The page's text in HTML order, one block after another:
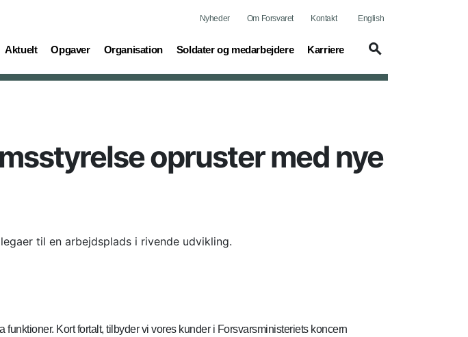
Nyheder Om Forsvaret Kontakt English
Aktuelt
(current) Opgaver
(current) Organisation
(current) Soldater og medarbejdere
(current) Karriere
(current)
opruster med nye
til en arbejdsplads i rivende udvikling.
Kort fortalt, tilbyder vi vores kunder i Forsvarsministeriets koncern